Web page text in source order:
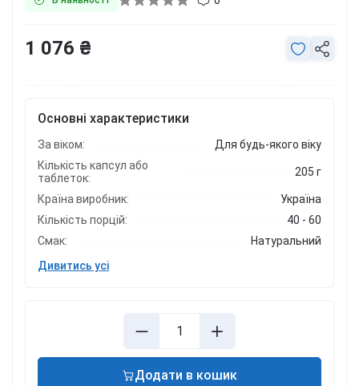
Основні характеристики
За віком:
Для будь-якого віку
Кількість капсул або
таблеток:
205 г
Країна виробник:
Україна
Кількість порцій:
40 - 60
Смак:
Натуральний
Дивитись усі
1 076 ₴
Додати в кошик